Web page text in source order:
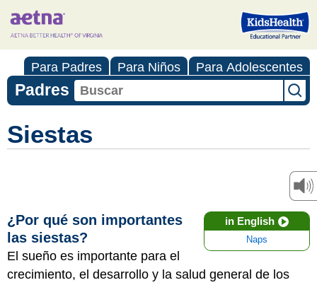
Para Padres Para Niños Para Adolescentes
Padres
Siestas
in English
Naps
¿Por qué son importantes
las siestas?
El sueño es importante para el
crecimiento, el desarrollo y la salud general de los